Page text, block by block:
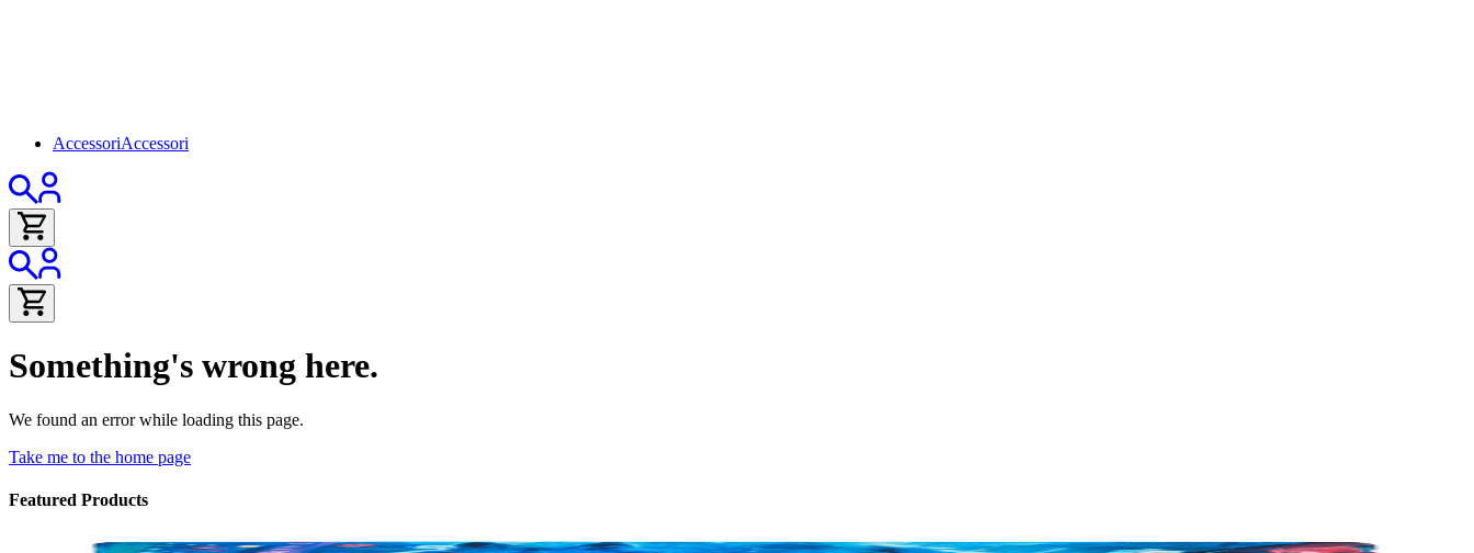
AccessoriAccessori
Something's wrong here.
We found an error while loading this page.
Take me to the home page
Featured Products